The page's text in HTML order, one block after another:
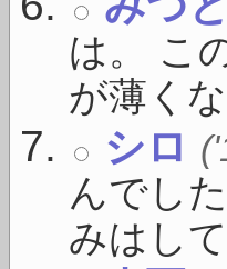
は。 こ
が薄く
シロ
んでし
みはし